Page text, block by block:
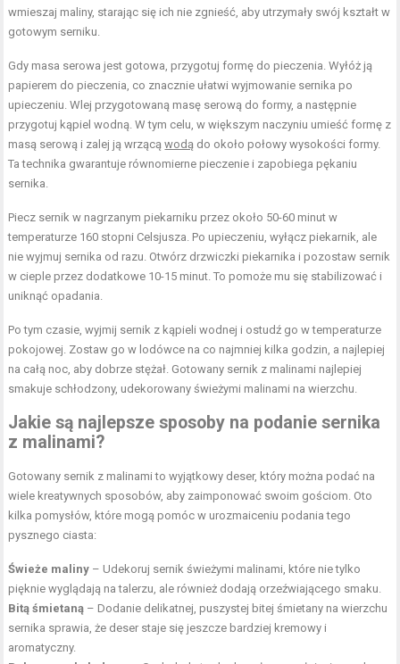
wmieszaj maliny, starając się ich nie zgnieść, aby utrzymały swój kształt w
gotowym serniku.
Gdy masa serowa jest gotowa, przygotuj formę do pieczenia. Wyłóż ją
papierem do pieczenia, co znacznie ułatwi wyjmowanie sernika po
upieczeniu. Wlej przygotowaną masę serową do formy, a następnie
przygotuj kąpiel wodną. W tym celu, w większym naczyniu umieść formę z
masą serową i zalej ją wrzącąwodą do około połowy wysokości formy.
Ta technika gwarantuje równomierne pieczenie i zapobiega pękaniu
sernika.
Piecz sernik w nagrzanym piekarniku przez około 50-60 minut w
temperaturze 160 stopni Celsjusza. Po upieczeniu, wyłącz piekarnik, ale
nie wyjmuj sernika od razu. Otwórz drzwiczki piekarnika i pozostaw sernik
w cieple przez dodatkowe 10-15 minut. To pomoże mu się stabilizować i
uniknąć opadania.
Po tym czasie, wyjmij sernik z kąpieli wodnej i ostudź go w temperaturze
pokojowej. Zostaw go w lodówce na co najmniej kilka godzin, a najlepiej
na całą noc, aby dobrze stężał. Gotowany sernik z malinami najlepiej
smakuje schłodzony, udekorowany świeżymi malinami na wierzchu.
Jakie są najlepsze sposoby na podanie sernika
z malinami?
Gotowany sernik z malinami to wyjątkowy deser, który można podać na
wiele kreatywnych sposobów, aby zaimponować swoim gościom. Oto
kilka pomysłów, które mogą pomóc w urozmaiceniu podania tego
pysznego ciasta:
Świeże maliny – Udekoruj sernik świeżymi malinami, które nie tylko
pięknie wyglądają na talerzu, ale również dodają orzeźwiającego smaku.
Bitą śmietaną – Dodanie delikatnej, puszystej bitej śmietany na wierzchu
sernika sprawia, że deser staje się jeszcze bardziej kremowy i
aromatyczny.